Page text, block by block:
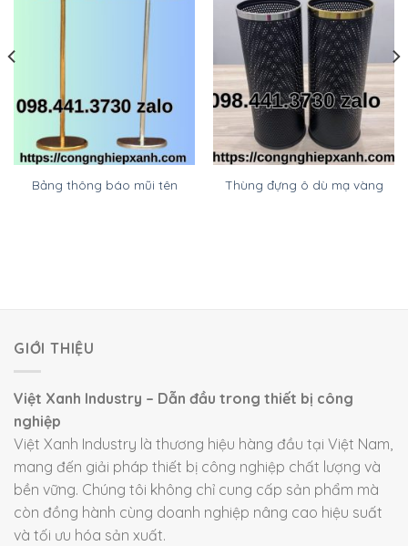
Bảng thông báo mũi tên Thùng đựng ô dù mạ vàng
GIỚI THIỆU
Việt Xanh Industry – Dẫn đầu trong thiết bị công
nghiệp
Việt Xanh Industry là thương hiệu hàng đầu tại Việt Nam,
mang đến giải pháp thiết bị công nghiệp chất lượng và
bền vững. Chúng tôi không chỉ cung cấp sản phẩm mà
còn đồng hành cùng doanh nghiệp nâng cao hiệu suất
và tối ưu hóa sản xuất.